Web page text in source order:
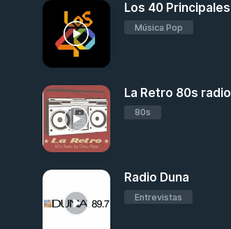
Los 40 Principales
Música Pop
La Retro 80s radio
80s
Radio Duna
Entrevistas